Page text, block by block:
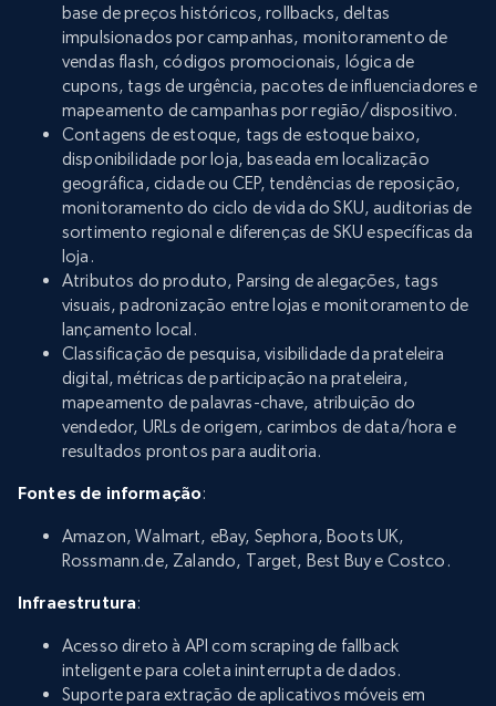
base de preços históricos, rollbacks, deltas
impulsionados por campanhas, monitoramento de
vendas flash, códigos promocionais, lógica de
cupons, tags de urgência, pacotes de influenciadores e
mapeamento de campanhas por região/dispositivo.
Contagens de estoque, tags de estoque baixo,
disponibilidade por loja, baseada em localização
geográfica, cidade ou CEP, tendências de reposição,
monitoramento do ciclo de vida do SKU, auditorias de
sortimento regional e diferenças de SKU específicas da
loja.
Atributos do produto, Parsing de alegações, tags
visuais, padronização entre lojas e monitoramento de
lançamento local.
Classificação de pesquisa, visibilidade da prateleira
digital, métricas de participação na prateleira,
mapeamento de palavras-chave, atribuição do
vendedor, URLs de origem, carimbos de data/hora e
resultados prontos para auditoria.
Fontes de informação:
Amazon, Walmart, eBay, Sephora, Boots UK,
Rossmann.de, Zalando, Target, Best Buy e Costco.
Infraestrutura:
Acesso direto à API com scraping de fallback
inteligente para coleta ininterrupta de dados.
Suporte para extração de aplicativos móveis em